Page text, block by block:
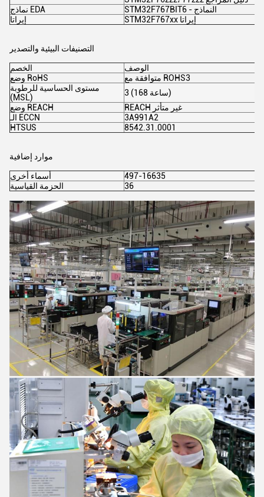
نماذج EDA
STM32F767BIT6 - النماذج
إيراتا
STM32F767xx إيراتا
التصنيفات البيئية والتصدير
الخصم
الوصف
وضع RoHS
متوافقة مع ROHS3
مستوى الحساسية للرطوبة
(MSL)
3 (168 ساعة)
وضع REACH
REACH غير متأثر
الـ ECCN
3A991A2
HTSUS
8542.31.0001
موارد إضافية
أسماء أخرى
497-16635
الحزمة القياسية
36